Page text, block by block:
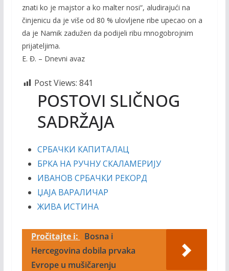
znati ko je majstor a ko malter nosi“, aludirajući na
činjenicu da je više od 80 % ulovljene ribe upecao on a
da je Namik zadužen da podijeli ribu mnogobrojnim
prijateljima.
E. Đ. – Dnevni avaz
Post Views: 841
POSTOVI SLIČNOG
SADRŽAJA
СРБАЧКИ КАПИТАЛАЦ
БРКА НА РУЧНУ СКАЛАМЕРИЈУ
ИВАНОВ СРБАЧКИ РЕКОРД
ЏАЈА ВАРАЛИЧАР
ЖИВА ИСТИНА
Pročitajte i:
Bosna i
Hercegovina dobila prvaka
Evrope u mušičarenju